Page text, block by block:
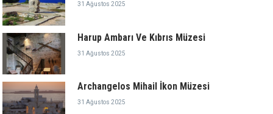
31 Ağustos 2025
Harup Ambarı Ve Kıbrıs Müzesi
31 Ağustos 2025
Archangelos Mihail İkon Müzesi
31 Ağustos 2025